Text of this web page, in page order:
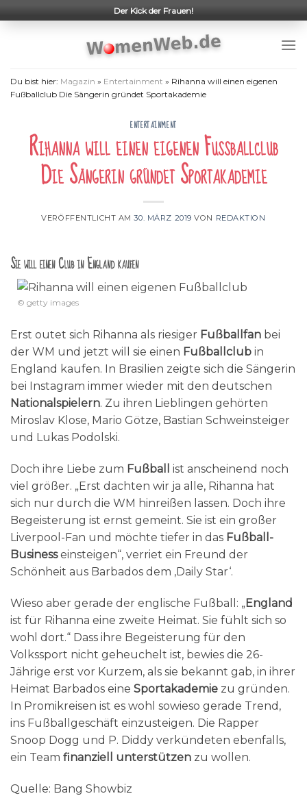
to
Der Kick der Frauen!
Du bist hier: Magazin » Entertainment » Rihanna will einen eigenen
Fußballclub Die Sängerin gründet Sportakademie
ENTERTAINMENT
Rihanna will einen eigenen Fußballclub
Die Sängerin gründet Sportakademie
VERÖFFENTLICHT AM30. MÄRZ 2019 VON REDAKTION
Sie will einen Club in England kaufen
© getty images
Erst outet sich Rihanna als riesiger Fußballfan bei
der WM und jetzt will sie einen Fußballclub in
England kaufen. In Brasilien zeigte sich die Sängerin
bei Instagram immer wieder mit den deutschen
Nationalspielern. Zu ihren Lieblingen gehörten
Miroslav Klose, Mario Götze, Bastian Schweinsteiger
und Lukas Podolski.
Doch ihre Liebe zum Fußball ist anscheinend noch
viel größer. „Erst dachten wir ja alle, Rihanna hat
sich nur durch die WM hinreißen lassen. Doch ihre
Begeisterung ist ernst gemeint. Sie ist ein großer
Liverpool-Fan und möchte tiefer in das Fußball-
Businesseinsteigen“, verriet ein Freund der
Schönheit aus Barbados dem ‚Daily Star‘.
Wieso aber gerade der englische Fußball: „England
ist für Rihanna eine zweite Heimat. Sie fühlt sich so
wohl dort.“ Dass ihre Begeisterung für den
Volkssport nicht geheuchelt ist, bewies die 26-
Jährige erst vor Kurzem, als sie bekannt gab, in ihrer
Heimat Barbados eine Sportakademie zu gründen.
In Promikreisen ist es wohl sowieso gerade Trend,
ins Fußballgeschäft einzusteigen. Die Rapper
Snoop Dogg und P. Diddy verkündeten ebenfalls,
ein Team finanziell unterstützen zu wollen.
Quelle: Bang Showbiz